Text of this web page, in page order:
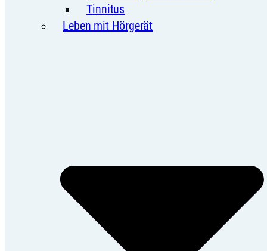
Tinnitus
Leben mit Hörgerät